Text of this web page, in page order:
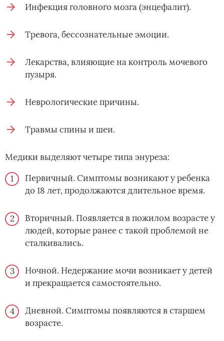
Инфекция головного мозга (энцефалит).
Тревога, бессознательные эмоции.
Лекарства, влияющие на контроль мочевого
пузыря.
Неврологические причины.
Травмы спины и шеи.
Медики выделяют четыре типа энуреза:
Первичный. Симптомы возникают у ребенка
до 18 лет, продолжаются длительное время.
Вторичный. Появляется в пожилом возрасте у
людей, которые ранее с такой проблемой не
сталкивались.
Ночной. Недержание мочи возникает у детей
и прекращается самостоятельно.
Дневной. Симптомы появляются в старшем
возрасте.